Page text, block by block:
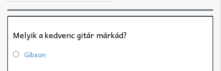
Melyik a kedvenc gitár márkád?
Gibson